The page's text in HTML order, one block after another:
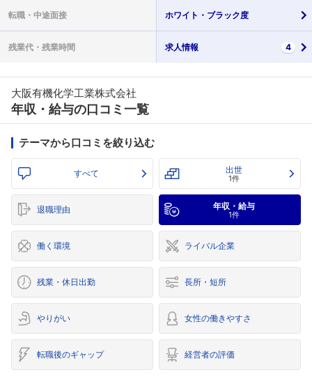
転職・ 中途面接 ホワイト・ ブラック度
残業代・ 残業時間 求人情報 4
大阪有機化学工業株式会社
年収・給与の口コミ一覧
テーマから口コミを絞り込む
すべて 出世
1件
退職理由 年収・給与
1件
働く環境 ライバル企業
残業・休日出勤 長所・短所
やりがい 女性の働きやすさ
転職後のギャップ 経営者の評価